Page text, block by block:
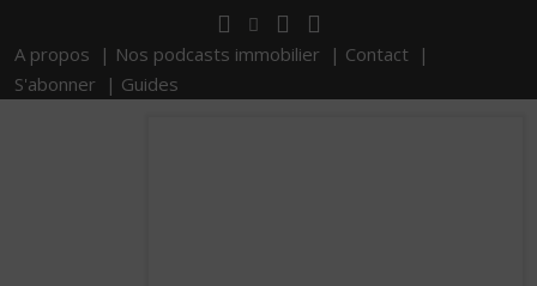
A propos | Nos podcasts immobilier | Contact |
S'abonner | Guides